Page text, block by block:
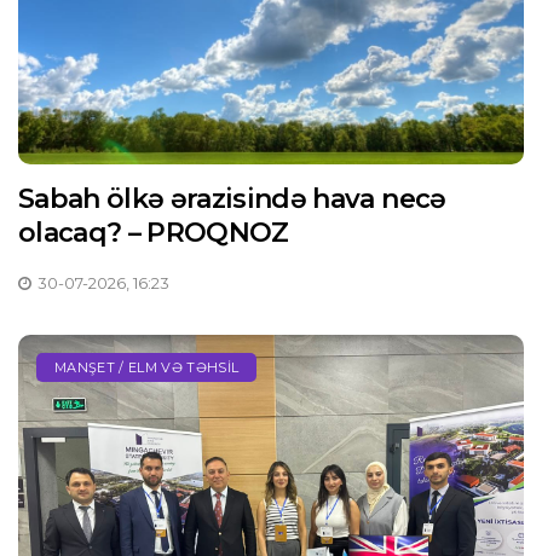
Sabah ölkə ərazisində hava necə
olacaq? – PROQNOZ
30-07-2026, 16:23
MANŞET / ELM VƏ TƏHSIL